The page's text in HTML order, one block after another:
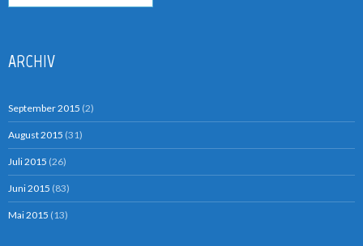
ARCHIV
September 2015 (2)
August 2015 (31)
Juli 2015 (26)
Juni 2015 (83)
Mai 2015 (13)